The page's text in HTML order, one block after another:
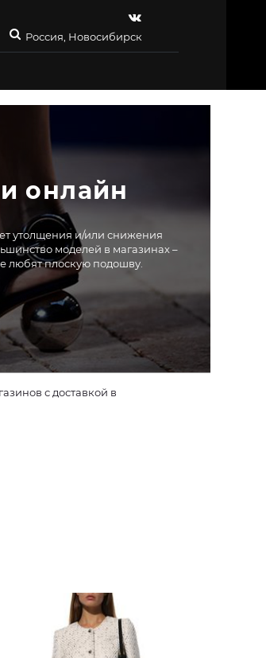
Россия, Новосибирск
онлайн
утолщения и/или снижения
моделей в магазинах –
любят плоскую подошву.
с доставкой в